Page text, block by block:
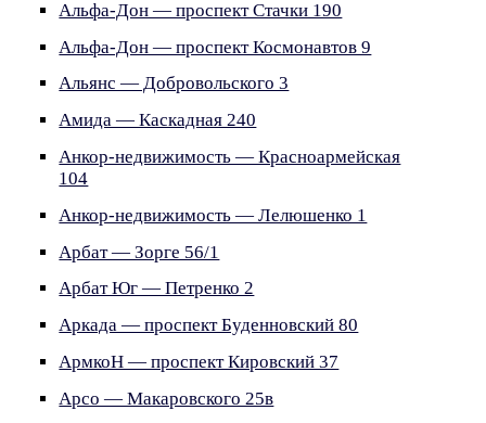
Альфа-Дон — проспект Стачки 190
Альфа-Дон — проспект Космонавтов 9
Альянс — Добровольского 3
Амида — Каскадная 240
Анкор-недвижимость — Красноармейская
104
Анкор-недвижимость — Лелюшенко 1
Арбат — Зорге 56/1
Арбат Юг — Петренко 2
Аркада — проспект Буденновский 80
АрмкоН — проспект Кировский 37
Арсо — Макаровского 25в